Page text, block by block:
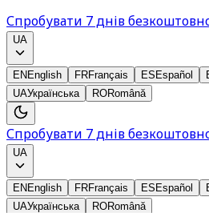
Спробувати 7 днів
UA
EN English FRFrançais ES Español
UAУкраїнська RORomână
Спробувати 7 днів
UA
EN English FRFrançais ES Español
UAУкраїнська RORomână